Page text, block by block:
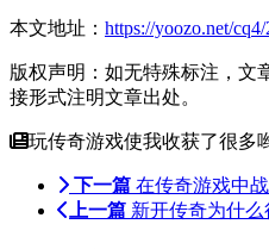
本文地址： https://yoozo.net/
版权声明：如无特殊标注，文
接形式注明文章出处。
玩传奇游戏使我收获了很多
下一篇 在传奇游戏中
上一篇 新开传奇为什